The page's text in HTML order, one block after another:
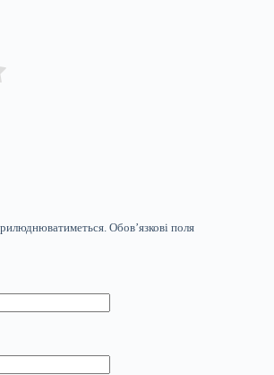
Обов’язкові поля